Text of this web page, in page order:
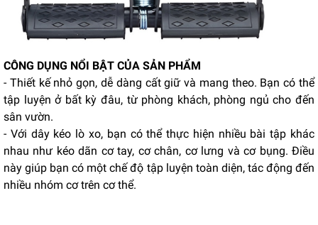
CÔNG DỤNG NỔI BẬT CỦA SẢN PHẨM
- Thiết kế nhỏ gọn, dễ dàng cất giữ và mang theo. Bạn có thể
tập luyện ở bất kỳ đâu, từ phòng khách, phòng ngủ cho đến
sân vườn.
- Với dây kéo lò xo, bạn có thể thực hiện nhiều bài tập khác
nhau như kéo dãn cơ tay, cơ chân, cơ lưng và cơ bụng. Điều
này giúp bạn có một chế độ tập luyện toàn diện, tác động đến
nhiều nhóm cơ trên cơ thể.